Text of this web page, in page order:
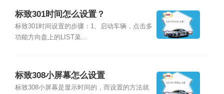
标致301时间怎么设置？
标致301时间设置的步骤：1、启动车辆，点击多
功能方向盘上的LIST菜...
标致308小屏幕怎么设置
标致308小屏幕是显示时间的，而设置的方法就